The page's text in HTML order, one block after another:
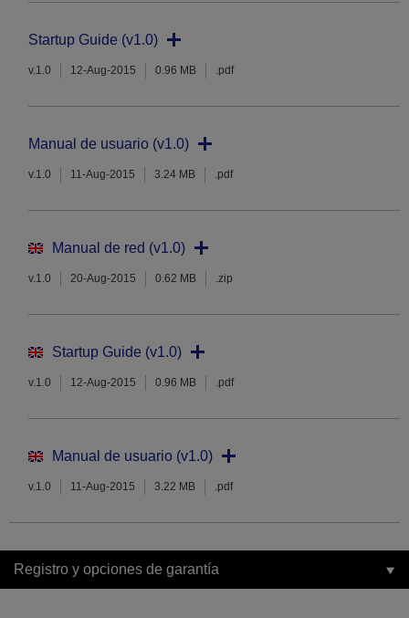
Startup Guide (v1.0)
v.1.0 12-Aug-2015 0.96 MB .pdf
Manual de usuario (v1.0)
v.1.0 11-Aug-2015 3.24 MB .pdf
Manual de red (v1.0)
v.1.0 20-Aug-2015 0.62 MB .zip
Startup Guide (v1.0)
v.1.0 12-Aug-2015 0.96 MB .pdf
Manual de usuario (v1.0)
v.1.0 11-Aug-2015 3.22 MB .pdf
Registro y opciones de garantía